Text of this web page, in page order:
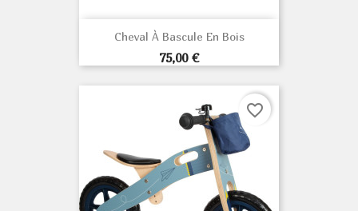
Cheval À Bascule En Bois
Prix
75,00 €
favorite_border